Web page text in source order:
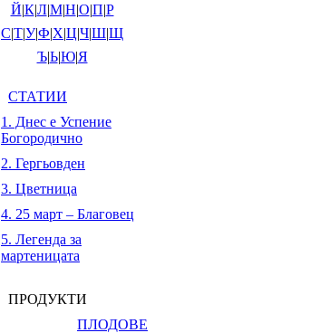
Й|К|Л|М|Н|О|П|Р
С|Т|У|Ф|Х|Ц|Ч|Ш|Щ
Ъ|Ь|Ю|Я
СТАТИИ
1. Днес е Успение
Богородично
2. Гергьовден
3. Цветница
4. 25 март – Благовец
5. Легенда за
мартеницата
ПРОДУКТИ
ПЛОДОВЕ